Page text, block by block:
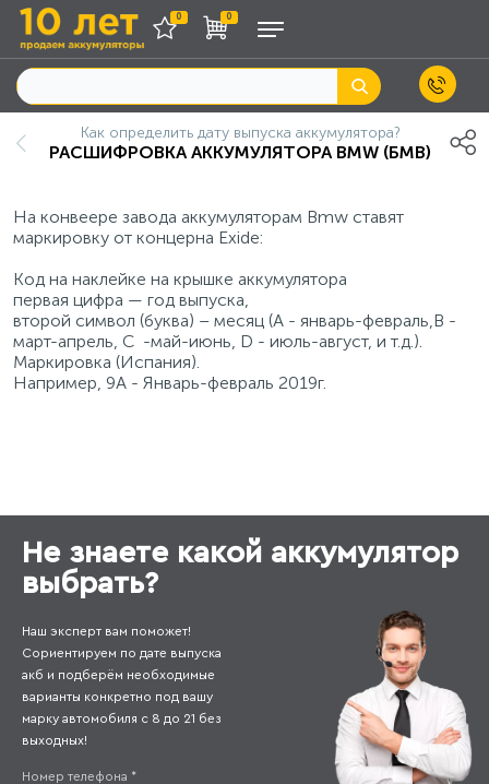
0 0
Как определить дату выпуска аккумулятора?
РАСШИФРОВКА АККУМУЛЯТОРА BMW (БМВ)
На конвеере завода аккумуляторам Bmw ставят
маркировку от концерна Exide:
Код на наклейке на крышке аккумулятора
первая цифра — год выпуска,
второй символ (буква) – месяц (А - январь-февраль,В -
март-апрель, С -май-июнь, D - июль-август, и т.д.).
Маркировка (Испания).
Например, 9A - Январь-февраль 2019г.
Не знаете какой аккумулятор
выбрать?
Наш эксперт вам поможет!
Сориентируем по дате выпуска
акб и подберём необходимые
варианты конкретно под вашу
марку автомобиля с 8 до 21 без
выходных!
Номер телефона *